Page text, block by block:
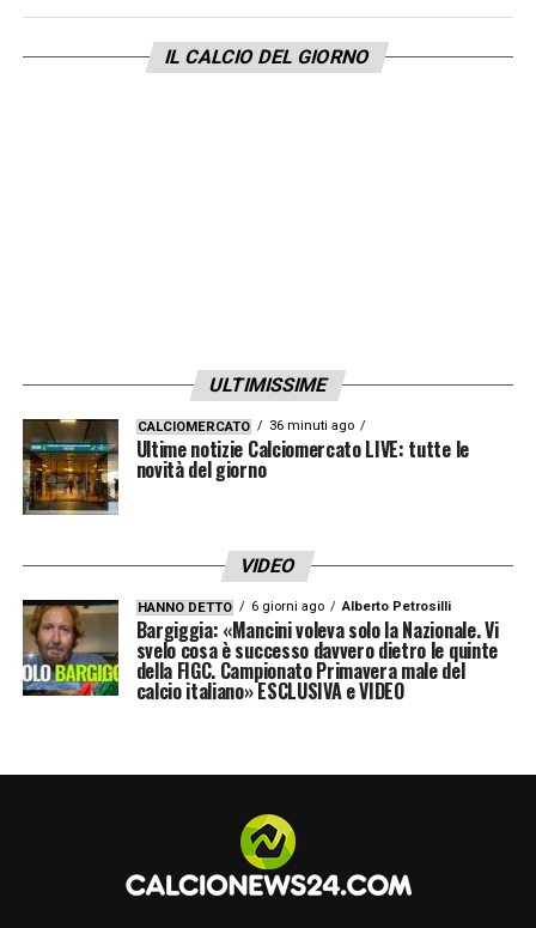
– Cuadrado Juan (7)
– Kossounou Odilon (3)
– Lookman Ademola (11)
– Maldini Daniel (70)
– Palestra Marco (27)
– Pašalić Mario (8)
– Posch Stefan (5)
– Rossi Francesco (31)
– Ruggeri Matteo (22)
IL CALCIO DEL GIORNO
ULTIMISSIME
CALCIOMERCATO 36 minuti ago
Ultime notizie Calciomercato LIVE: tutte le
novità del giorno
VIDEO
HANNO DETTO 6 giorni ago Alberto Petrosilli
Bargiggia: «Mancini voleva solo la Nazionale. Vi
svelo cosa è successo davvero dietro le quinte
della FIGC. Campionato Primavera male del
calcio italiano» ESCLUSIVA e VIDEO